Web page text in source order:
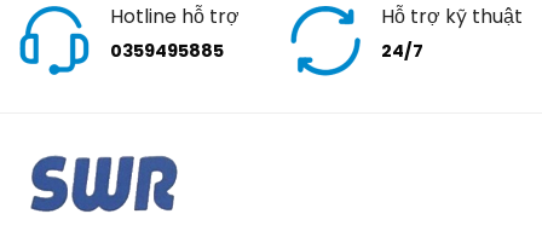
Hotline hỗ trợ
0359495885
Hỗ trợ kỹ thuật
24/7